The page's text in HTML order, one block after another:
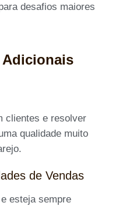
desafios maiores
Adicionais
clientes e resolver
qualidade muito
de Vendas
esteja sempre